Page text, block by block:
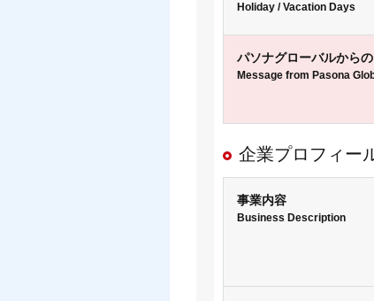
Holiday / Vacation Days
パソナグローバルから
Message from Pasona
企業プロフィー
事業内容
Business Description